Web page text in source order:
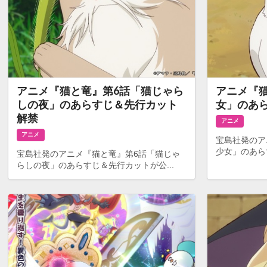
アニメ『猫と竜』第6話「猫じゃら
しの夜」のあらすじ＆先行カット
解禁
アニメ
宝島社発のアニメ『猫と竜』第6話「猫じゃ
らしの夜」のあらすじ＆先行カットが公...
アニメ『
女」のあ
アニメ
宝島社発の
少女」のあ